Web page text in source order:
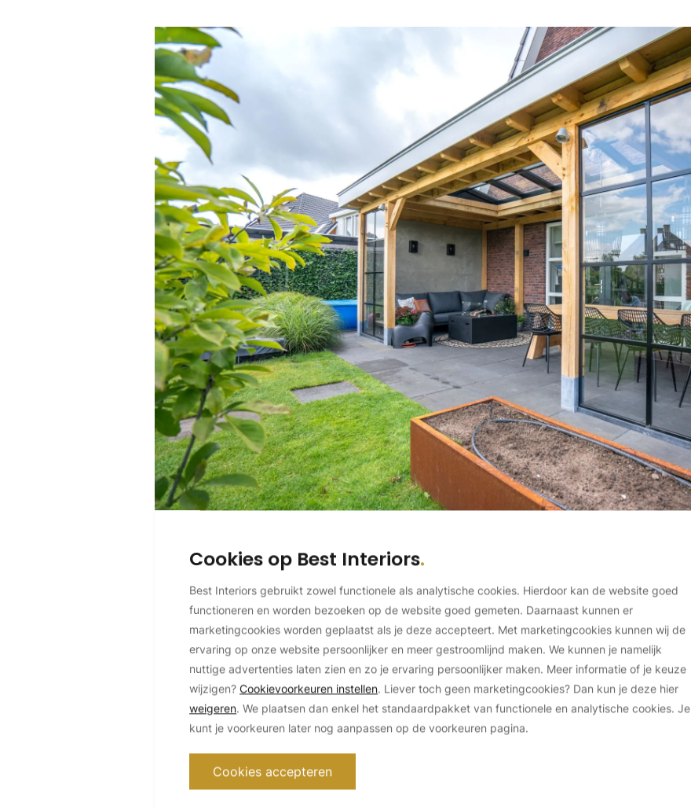
Cookies op Best Interiors
Best Interiors gebruikt zowel functionele als analytische cookies. Hierdoor kan de website goed
functioneren en worden bezoeken op de website goed gemeten. Daarnaast kunnen er
marketingcookies worden geplaatst als je deze accepteert. Met marketingcookies kunnen wij de
ervaring op onze website persoonlijker en meer gestroomlijnd maken. We kunnen je namelijk
nuttige advertenties laten zien en zo je ervaring persoonlijker maken. Meer informatie of je keuze
wijzigen?Cookievoorkeuren instellen. Liever toch geen marketingcookies? Dan kun je deze hier
weigeren. We plaatsen dan enkel het standaardpakket van functionele en analytische cookies. Je
kunt je voorkeuren later nog aanpassen op de voorkeuren pagina.
Cookies accepteren